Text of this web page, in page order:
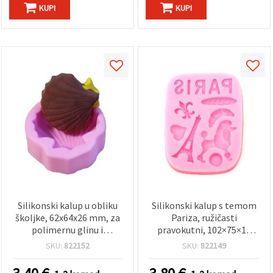
Prihvati
sve
KUPI KUPI
Silikonski kalup u obliku
školjke, 62x64x26 mm, za
polimernu glinu i
kreativne rukotvorine
SKU: 822152
Silikonski kalup s temom
Pariza, ružičasti
pravokutni, 102×75×10
mm – prehrambeni,
fondant s motivima
SKU: 822149